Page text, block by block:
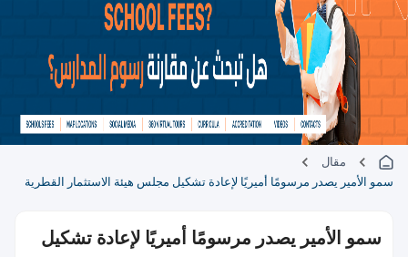
مقال
سمو الأمير يصدر مرسومًا أميريًا لإعادة تشكيل مجلس هيئة الاستثمار القطرية
سمو الأمير يصدر مرسومًا أميريًا لإعادة تشكيل